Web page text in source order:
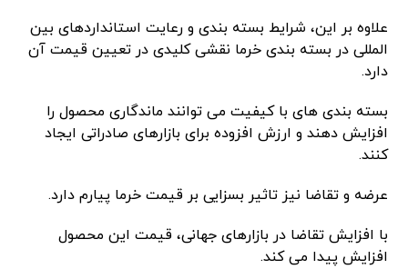
علاوه بر این، شرایط بسته بندی و رعایت استانداردهای بین
المللی در بسته بندی خرما نقشی کلیدی در تعیین قیمت آن
دارد.
بسته بندی های با کیفیت می توانند ماندگاری محصول را
افزایش دهند و ارزش افزوده برای بازارهای صادراتی ایجاد
کنند.
عرضه و تقاضا نیز تاثیر بسزایی بر قیمت خرما پیارم دارد.
با افزایش تقاضا در بازارهای جهانی، قیمت این محصول
افزایش پیدا می کند.